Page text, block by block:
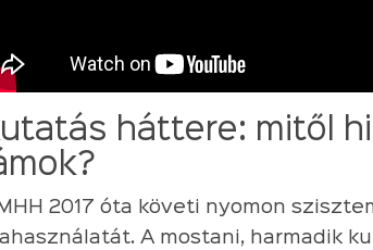
háttere: mitől
2017 óta követi nyomon
A mostani, harmadik